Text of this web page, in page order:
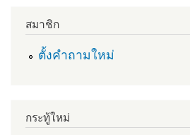
สมาชิก
ตั้งคำถามใหม่
กระทู้ใหม่